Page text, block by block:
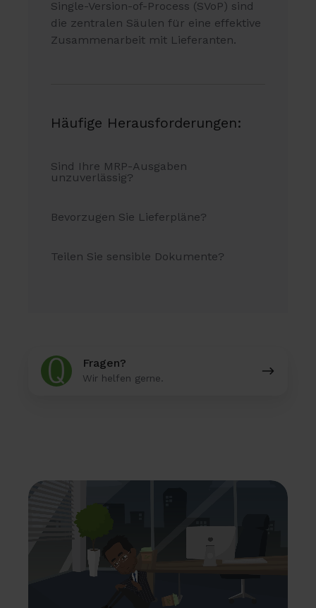
Single-Version-of-Process (SVoP) sind
die zentralen Säulen für eine effektive
Zusammenarbeit mit Lieferanten.
Häufige Herausforderungen:
Sind Ihre MRP-Ausgaben
unzuverlässig?
Bevorzugen Sie Lieferpläne?
Teilen Sie sensible Dokumente?
Fragen?
Wir helfen gerne.
Fragen?